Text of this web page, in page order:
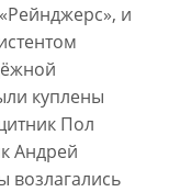
и
куплены
Пол
Андрей
возлагались